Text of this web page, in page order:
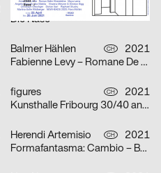
CH
2021
Die Nase
Balmer Hählen CH
2021
Fabienne Levy – Romane De Watteville
figures CH
2021
Kunsthalle Fribourg 30/40 ans Jubilé
Herendi Artemisio CH
2021
Formafantasma: Cambio – Baum, Holz, Mensch